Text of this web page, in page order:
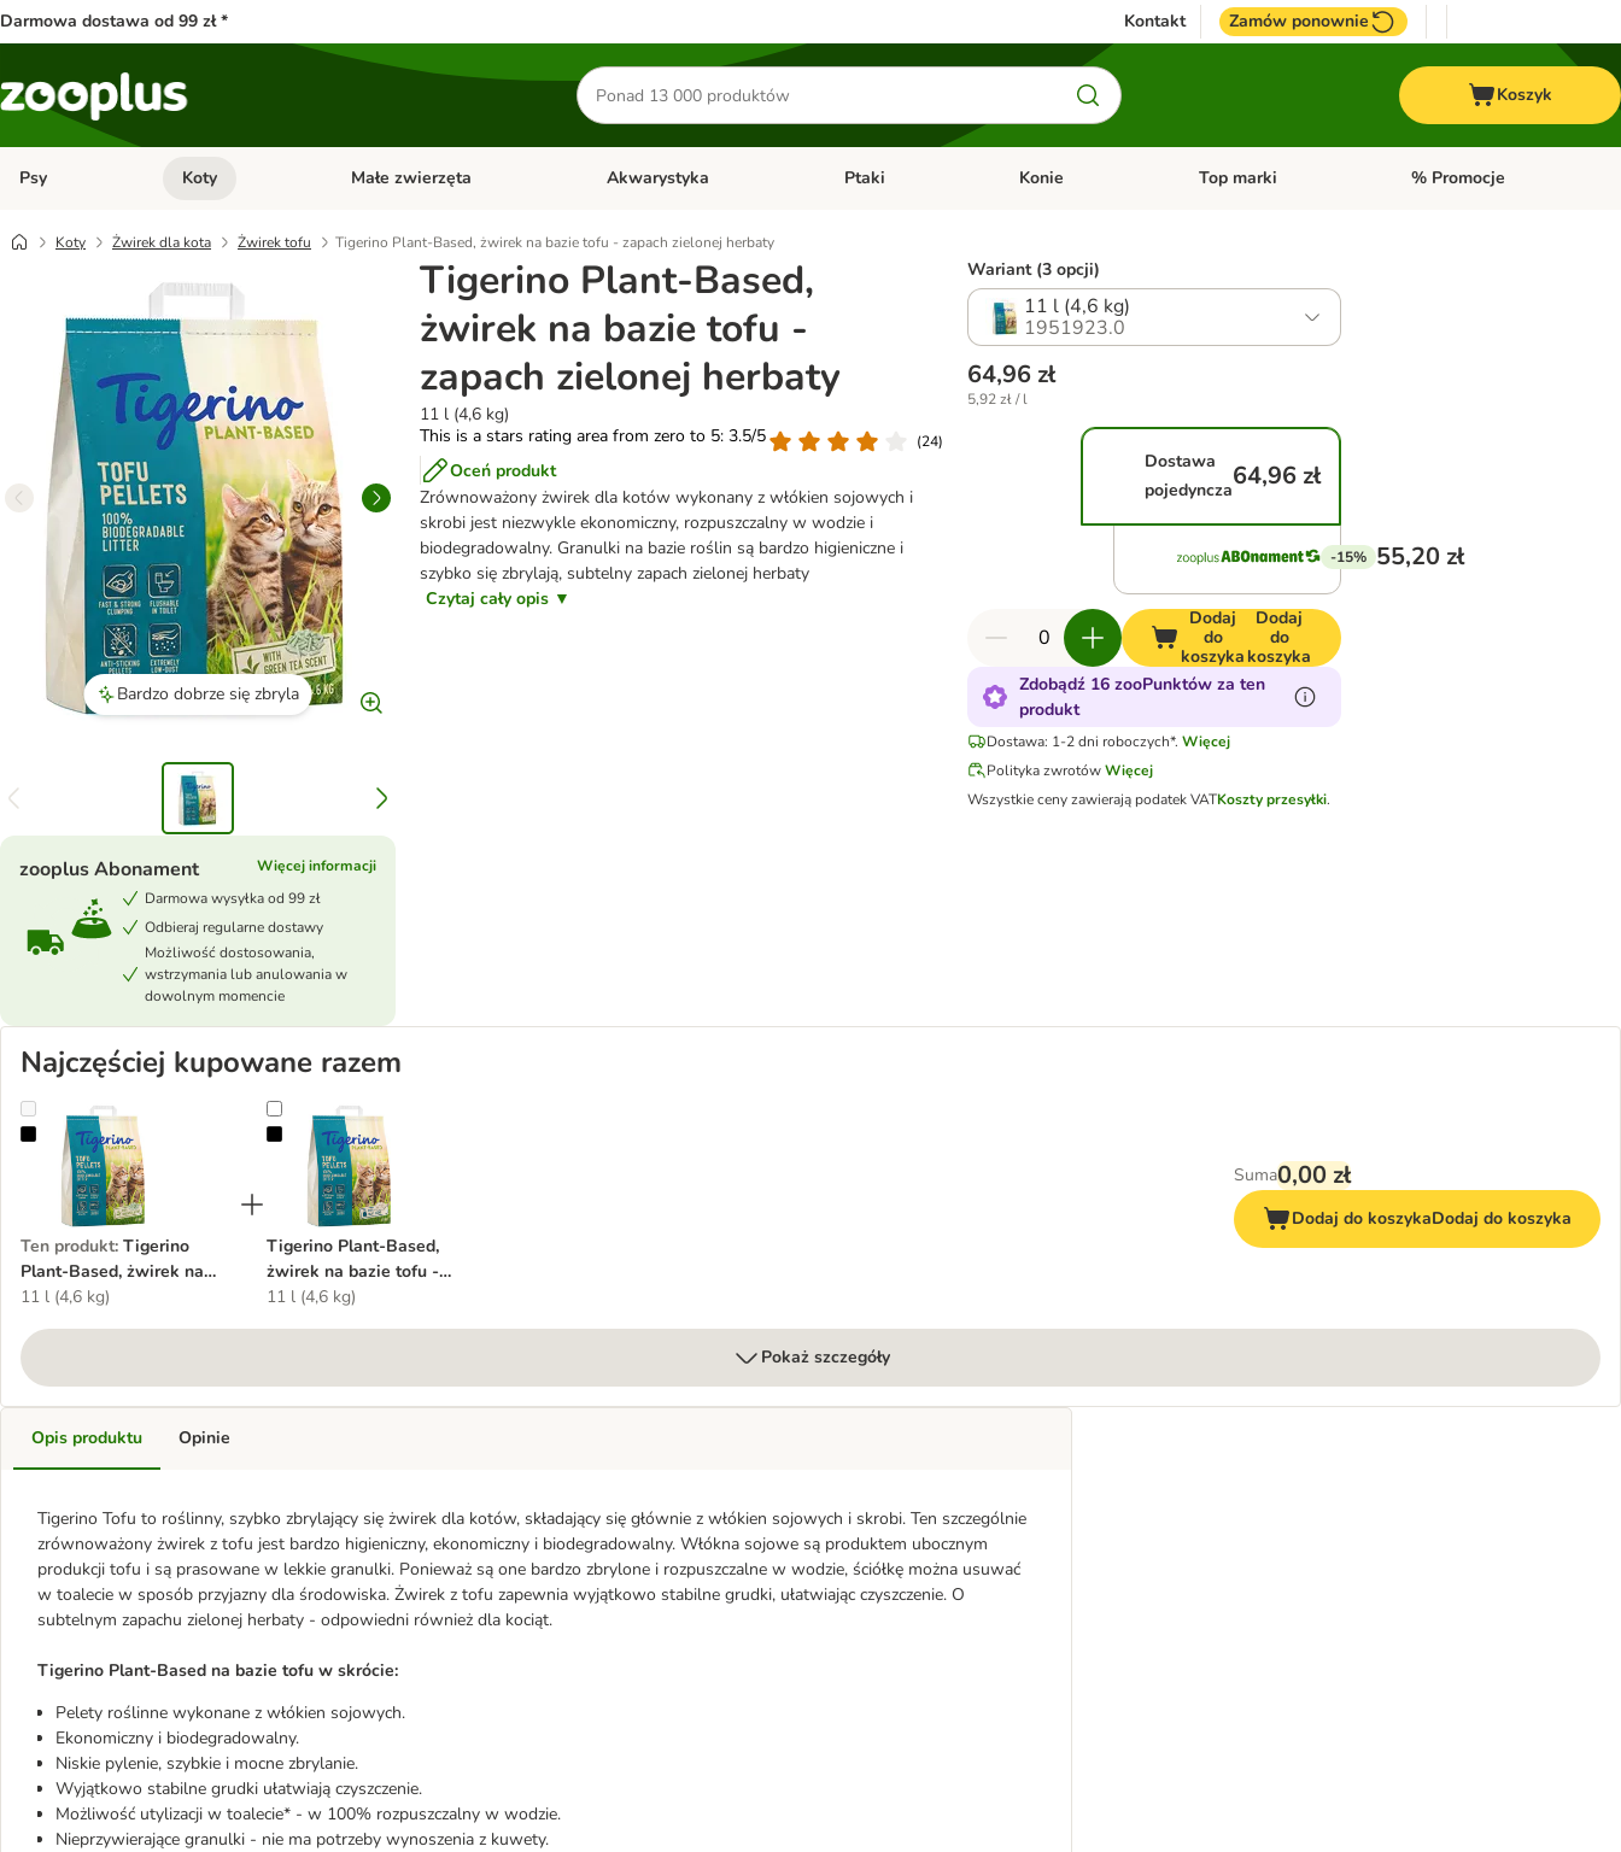
Darmowa dostawa od 99 zł * Kontakt Zamów ponownie
Szukaj
produktów
Koszyk
Psy Otwórz menu kategorii: Psy
Koty Otwórz menu kategorii: Koty
Małe zwierzęta Otwórz menu kategorii: Małe zwierzęta
Akwarystyka Otwórz menu kategorii: Akwarystyka
Ptaki Otwórz menu kategorii: Ptaki
Konie Otwórz menu kategorii: Konie
Top marki Otwórz menu kategorii: Top
% Promocje
Koty Żwirek dla kota Żwirek tofu Tigerino Plant-Based, żwirek na bazie tofu - zapach zielonej herbaty
Tigerino Plant-Based,
żwirek na bazie tofu -
zapach zielonej herbaty
11 l (4,6 kg)
This is a stars rating area from zero to 5: 3.5/5
(24)
Oceń produkt
Zrównoważony żwirek dla kotów wykonany z włókien sojowych i
skrobi jest niezwykle ekonomiczny, rozpuszczalny w wodzie i
biodegradowalny. Granulki na bazie roślin są bardzo higieniczne i
szybko się zbrylają, subtelny zapach zielonej herbaty
Czytaj cały opis ▼
Bardzo dobrze się zbryla
zooplus Abonament
Więcej informacji
Darmowa wysyłka od 99 zł
Odbieraj regularne dostawy
Możliwość dostosowania,
wstrzymania lub anulowania w
dowolnym momencie
Wariant (3 opcji)
11 l (4,6 kg)
1951923.0
64,96 zł
5,92 zł / l
Dostawa
pojedyncza64,96 zł
-15% 55,20 zł
Dodaj
do
koszyka
Dodaj
do
koszyka
Zdobądź 16 zooPunktów za ten
produkt
Dostawa: 1-2 dni roboczych*. Więcej
Polityka zwrotówWięcej
Wszystkie ceny zawierają podatek VATKoszty przesyłki.
Najczęściej kupowane razem
Tigerino Plant-Based, żwirek na bazie tofu - zapach zielonej herbaty
Ten produkt: Tigerino
Plant-Based, żwirek na
bazie tofu - zapach zielonej
11 l (4,6 kg)
Tigerino Plant-Based, żwirek na bazie tofu - zapach mleka
Tigerino Plant-Based,
żwirek na bazie tofu -
zapach mleka
11 l (4,6 kg)
Suma0,00 zł
Dodaj do koszykaDodaj do koszyka
Pokaż szczegóły
Opis produktu
Tigerino Tofu to roślinny, szybko zbrylający się żwirek dla kotów, składający się głównie z włókien sojowych i skrobi. Ten szczególnie
zrównoważony żwirek z tofu jest bardzo higieniczny, ekonomiczny i biodegradowalny. Włókna sojowe są produktem ubocznym
produkcji tofu i są prasowane w lekkie granulki. Ponieważ są one bardzo zbrylone i rozpuszczalne w wodzie, ściółkę można usuwać
w toalecie w sposób przyjazny dla środowiska. Żwirek z tofu zapewnia wyjątkowo stabilne grudki, ułatwiając czyszczenie. O
subtelnym zapachu zielonej herbaty - odpowiedni również dla kociąt.
Tigerino Plant-Based na bazie tofu w skrócie:
Pelety roślinne wykonane z włókien sojowych.
Ekonomiczny i biodegradowalny.
Niskie pylenie, szybkie i mocne zbrylanie.
Wyjątkowo stabilne grudki ułatwiają czyszczenie.
Możliwość utylizacji w toalecie* - w 100% rozpuszczalny w wodzie.
Nieprzywierające granulki - nie ma potrzeby wynoszenia z kuwety.
Opinie